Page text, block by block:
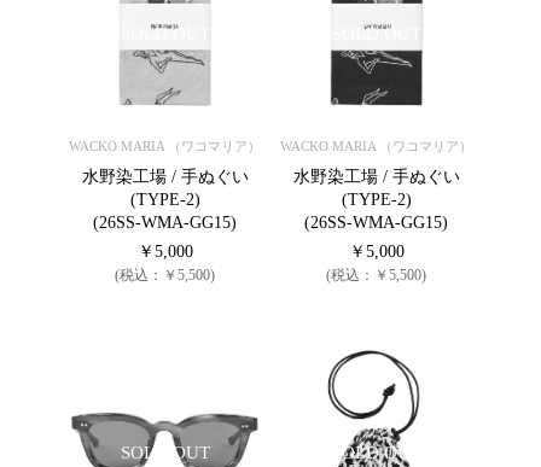
SOLD OUT
WACKO MARIA （ワコマリア）
水野染工場 / 手ぬぐい
(TYPE-2)
(26SS-WMA-GG15)
￥5,000
(税込：￥5,500)
SOLD OUT
WACKO MARIA （ワコマリア）
水野染工場 / 手ぬぐい
(TYPE-2)
(26SS-WMA-GG15)
￥5,000
(税込：￥5,500)
SOLD OUT SOLD OUT